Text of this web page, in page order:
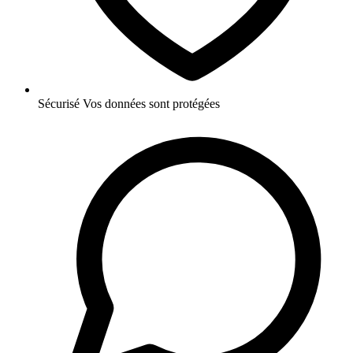
Sécurisé Vos données sont protégées